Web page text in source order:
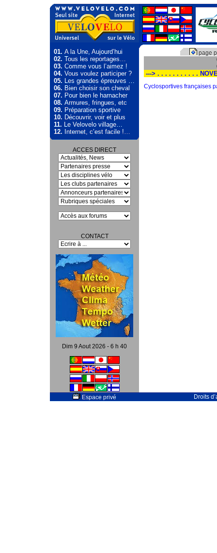
01.A la Une, Aujourd’hui
02.Tous les reportages…
03.Comme vous l’aimez !
04.Vous voulez participer ?
05.Les grandes épreuves …
06.Bien choisir son cheval
07.Pour bien le harnacher
08.Armures, fringues, etc
09.Préparation sportive
10.Découvrir, voir et plus
11.Le Velovelo village…
12.Internet, c’est facile !…
ACCES DIRECT
CONTACT
Dim 9 Aout 2026 - 6 h 40
page
---> . . . . . . . . . . .
Cyclosportives françaises
Espace privé Droits